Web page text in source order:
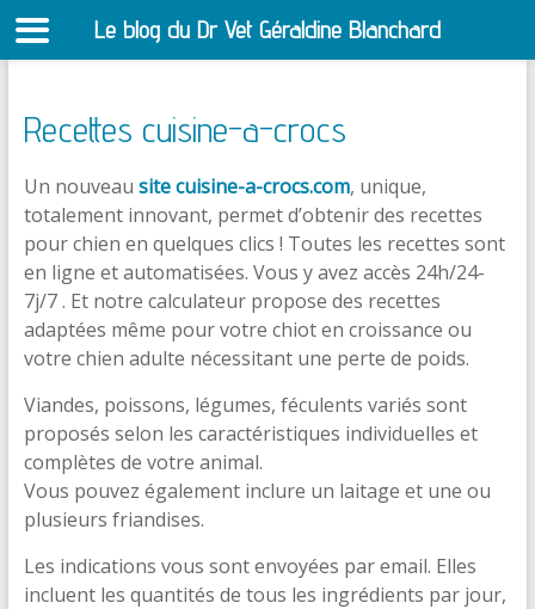
Recettes cuisine-a-crocs
Un nouveau site cuisine-a-crocs.com, unique,
totalement innovant, permet d’obtenir des recettes
pour chien en quelques clics ! Toutes les recettes sont
en ligne et automatisées. Vous y avez accès 24h/24-
7j/7 . Et notre calculateur propose des recettes
adaptées même pour votre chiot en croissance ou
votre chien adulte nécessitant une perte de poids.
Viandes, poissons, légumes, féculents variés sont
proposés selon les caractéristiques individuelles et
complètes de votre animal.
Vous pouvez également inclure un laitage et une ou
plusieurs friandises.
Les indications vous sont envoyées par email. Elles
incluent les quantités de tous les ingrédients par jour,
Le blog du Dr Vet Géraldine Blanchard